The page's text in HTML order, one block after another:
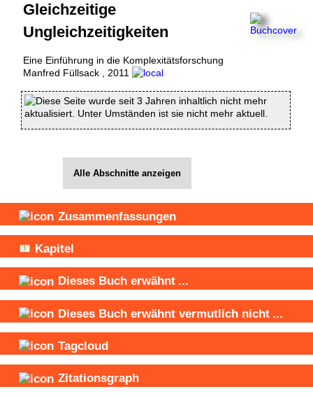
Gleichzeitige
Ungleichzeitigkeiten
Eine Einführung in die Komplexitätsforschung
Manfred Füllsack
2011
Diese Seite wurde seit 3 Jahren inhaltlich nicht mehr
aktualisiert. Unter Umständen ist sie nicht mehr aktuell.
Alle Abschnitte anzeigen
Zusammenfassungen
Kapitel
Dieses Buch erwähnt ...
Dieses Buch erwähnt vermutlich nicht ...
Tagcloud
Zitationsgraph